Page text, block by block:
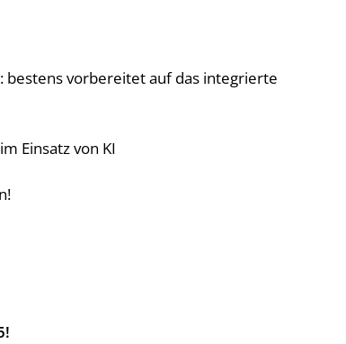
bestens vorbereitet auf das integrierte
Einsatz von KI